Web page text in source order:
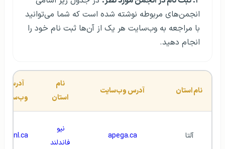
انجمن‌های مربوطه نوشته شده است که شما می‌توانید
با مراجعه به وب‌سایت هر یک از آن‌ها ثبت نام خود را
انجام دهید.
نام استان آدرس وب‌سایت
استان
وب‌سایت
آلتا apega.ca
فاندلند
pegnl.ca